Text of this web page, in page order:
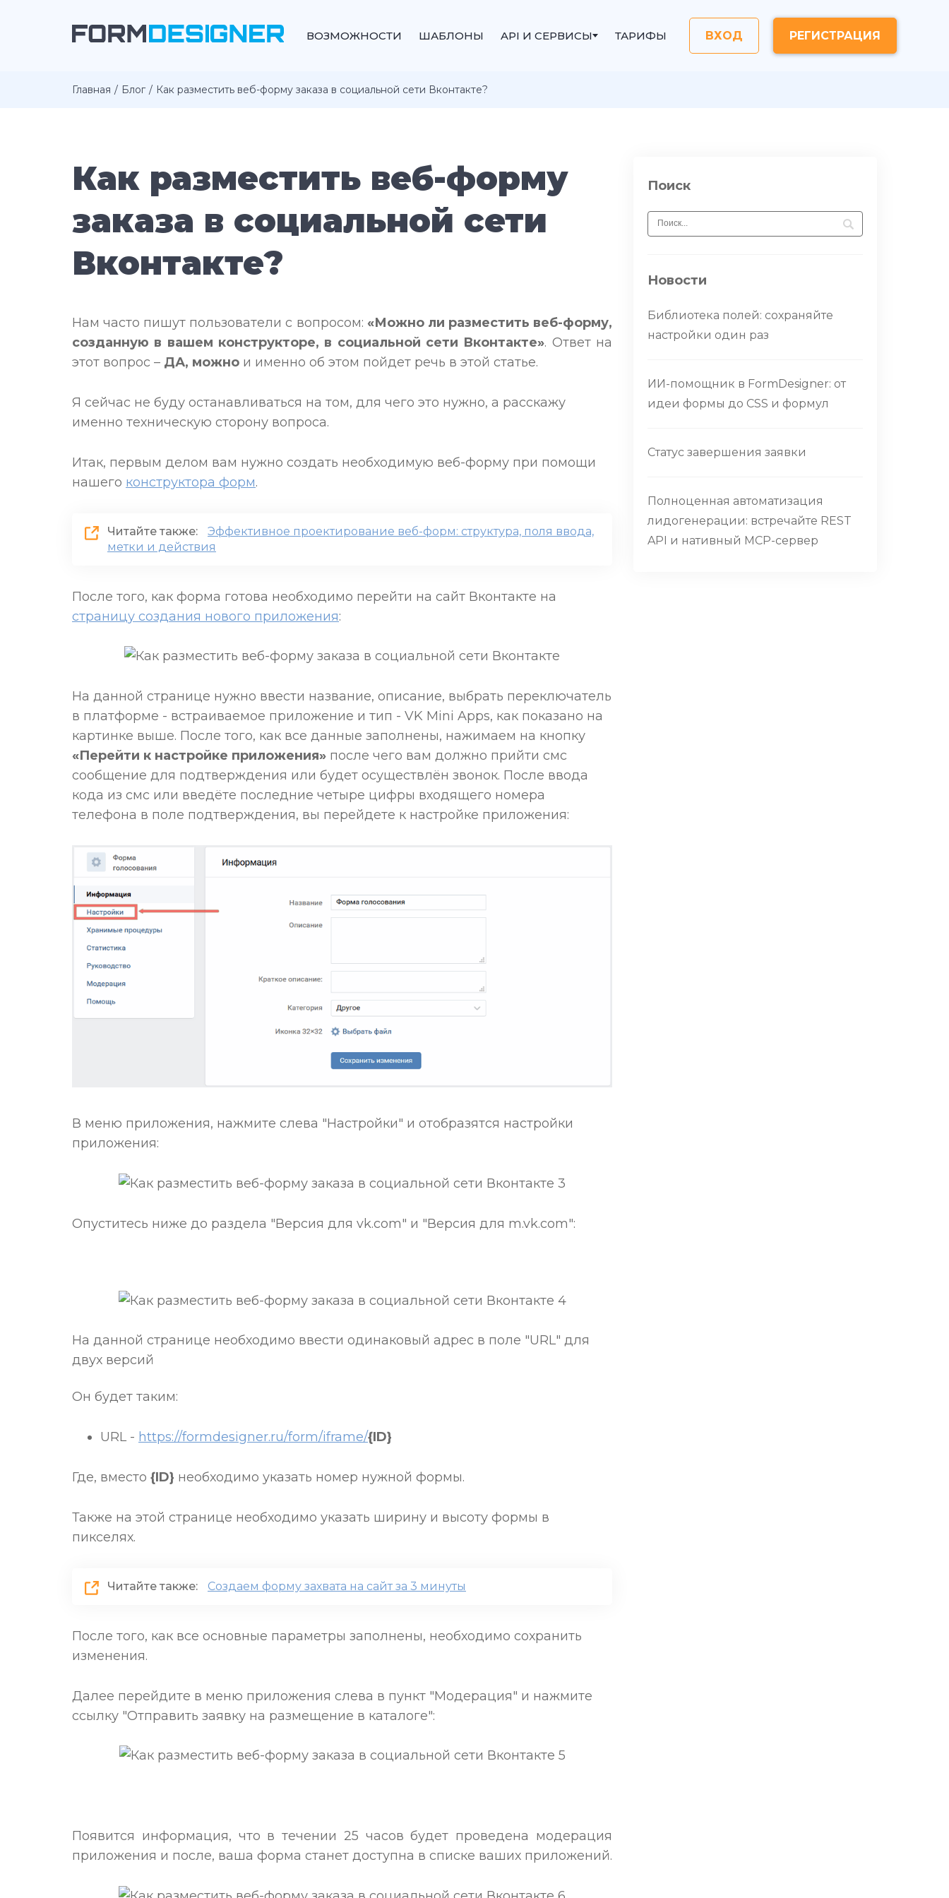
ВОЗМОЖНОСТИ ШАБЛОНЫ API И СЕРВИСЫ ТАРИФЫ ВХОД РЕГИСТРАЦИЯ
Главная Блог Как разместить веб-форму заказа в социальной сети Вконтакте?
Как разместить веб-форму
заказа в социальной сети
Вконтакте?
Нам часто пишут пользователи с вопросом: «Можно ли разместить веб-форму,
созданную в вашем конструкторе, в социальной сети Вконтакте». Ответ на
этот вопрос – ДА, можно и именно об этом пойдет речь в этой статье.
Я сейчас не буду останавливаться на том, для чего это нужно, а расскажу
именно техническую сторону вопроса.
Итак, первым делом вам нужно создать необходимую веб-форму при помощи
нашего конструктора форм.
Читайте также:
Эффективное проектирование веб-форм: структура, поля ввода,
метки и действия
После того, как форма готова необходимо перейти на сайт Вконтакте на
страницу создания нового приложения:
На данной странице нужно ввести название, описание, выбрать переключатель
в платформе - встраиваемое приложение и тип - VK Mini Apps, как показано на
картинке выше. После того, как все данные заполнены, нажимаем на кнопку
«Перейти к настройке приложения» после чего вам должно прийти смс
сообщение для подтверждения или будет осуществлён звонок. После ввода
кода из смс или введёте последние четыре цифры входящего номера
телефона в поле подтверждения, вы перейдете к настройке приложения:
В меню приложения, нажмите слева "Настройки" и отобразятся настройки
приложения:
Опуститесь ниже до раздела "Версия для vk.com" и "Версия для m.vk.com":
На данной странице необходимо ввести одинаковый адрес в поле "URL" для
двух версий
Он будет таким:
URL - https://formdesigner.ru/form/iframe/{ID}
Где, вместо {ID} необходимо указать номер нужной формы.
Также на этой странице необходимо указать ширину и высоту формы в
пикселях.
Читайте также: Создаем форму захвата на сайт за 3 минуты
После того, как все основные параметры заполнены, необходимо сохранить
изменения.
Далее перейдите в меню приложения слева в пункт "Модерация" и нажмите
ссылку "Отправить заявку на размещение в каталоге":
Появится информация, что в течении 25 часов будет проведена модерация
приложения и после, ваша форма станет доступна в списке ваших приложений.
Поиск
Новости
Библиотека полей: сохраняйте
настройки один раз
ИИ-помощник в FormDesigner: от
идеи формы до CSS и формул
Статус завершения заявки
Полноценная автоматизация
лидогенерации: встречайте REST
API и нативный MCP-сервер